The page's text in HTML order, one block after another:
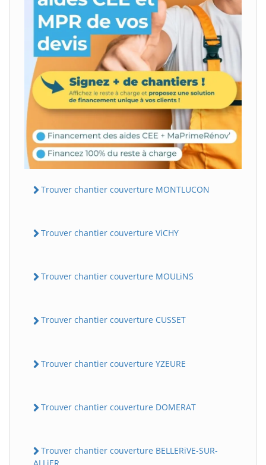
Trouver chantier couverture MONTLUCON
Trouver chantier couverture ViCHY
Trouver chantier couverture MOULiNS
Trouver chantier couverture CUSSET
Trouver chantier couverture YZEURE
Trouver chantier couverture DOMERAT
Trouver chantier couverture BELLERiVE-SUR-